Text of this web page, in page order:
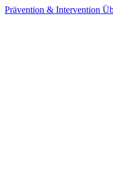
Prävention & Intervention